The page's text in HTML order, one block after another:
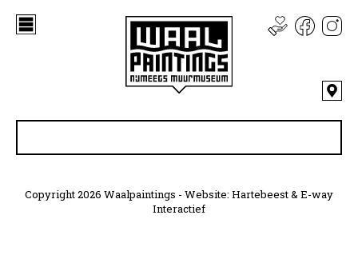
Copyright 2026 Waalpaintings - Website: Hartebeest& E-way
Interactief